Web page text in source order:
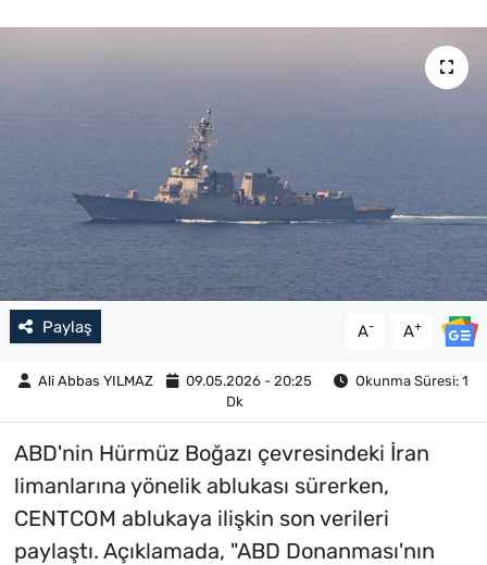
Paylaş A- A+
Ali Abbas YILMAZ 09.05.2026 - 20:25
Okunma Süresi: 1
Dk
ABD'nin Hürmüz Boğazı çevresindeki İran
limanlarına yönelik ablukası sürerken,
CENTCOM ablukaya ilişkin son verileri
paylaştı. Açıklamada, "ABD Donanması'nın